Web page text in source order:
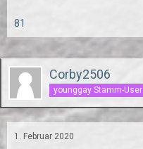
81
Corby2506
younggay Stamm-User
1. Februar 2020